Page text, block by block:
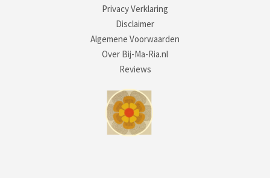
Privacy Verklaring
Disclaimer
Algemene Voorwaarden
Over Bij-Ma-Ria.nl
Reviews